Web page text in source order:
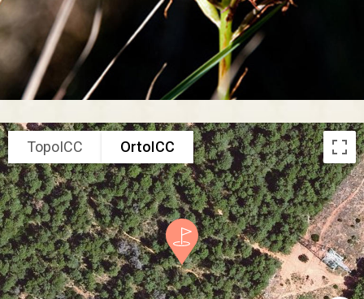
TopoICC OrtoICC